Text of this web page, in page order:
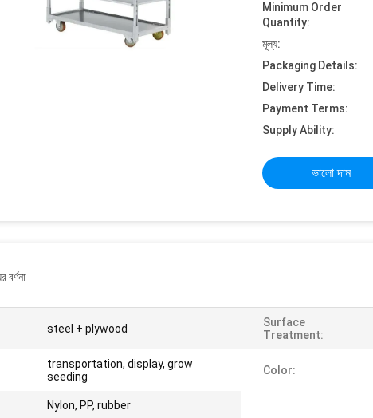
Minimum Order
Quantity:
মূল্য:
Packaging Details:
Delivery Time:
Payment Terms:
Supply Ability:
ভালো দাম
বর্ণনা
steel + plywood
Surface
Treatment:
transportation, display, grow
seeding
Color:
Nylon, PP, rubber